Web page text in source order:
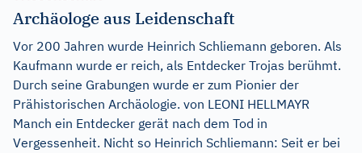
Archäologe aus Leidenschaft
Vor 200 Jahren wurde Heinrich Schliemann geboren. Als
Kaufmann wurde er reich, als Entdecker Trojas berühmt.
Durch seine Grabungen wurde er zum Pionier der
Prähistorischen Archäologie. von LEONI HELLMAYR
Manch ein Entdecker gerät nach dem Tod in
Vergessenheit. Nicht so Heinrich Schliemann: Seit er bei